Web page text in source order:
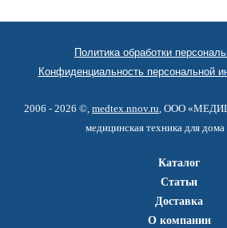
Политика обработки
Конфиденциальность персональной
2006 - 2026 ©, medtex.nnov.ru , ООО
медицинская техника для
Каталог
Статьи
Доставка
О компании